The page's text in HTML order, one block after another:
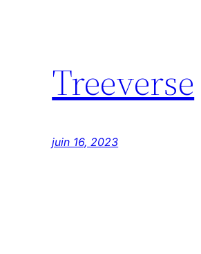
Treeverse
juin 16, 2023